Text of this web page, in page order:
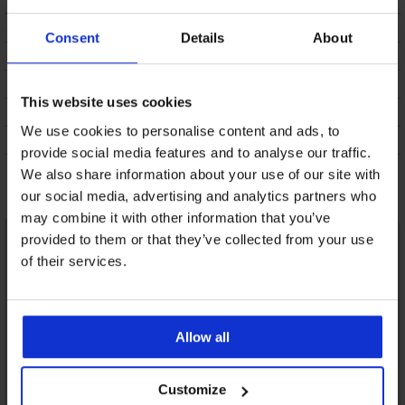
Consent Details About
This website uses cookies
We use cookies to personalise content and ads, to
provide social media features and to analyse our traffic.
We also share information about your use of our site with
our social media, advertising and analytics partners who
may combine it with other information that you’ve
provided to them or that they’ve collected from your use
of their services.
Allow all
Customize
ПОДДРЪЖКА И ПРАНЕ
ЗА МАРКАТА
Може да ви хареса